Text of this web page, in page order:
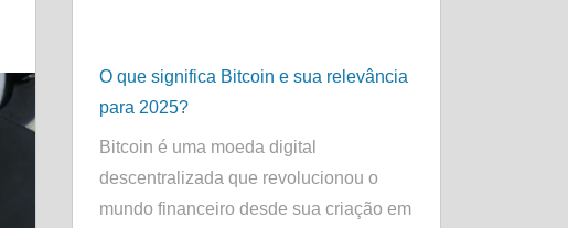
O que significa Bitcoin e sua relevância
para 2025?
Bitcoin é uma moeda digital
descentralizada que revolucionou o
mundo financeiro desde sua criação em